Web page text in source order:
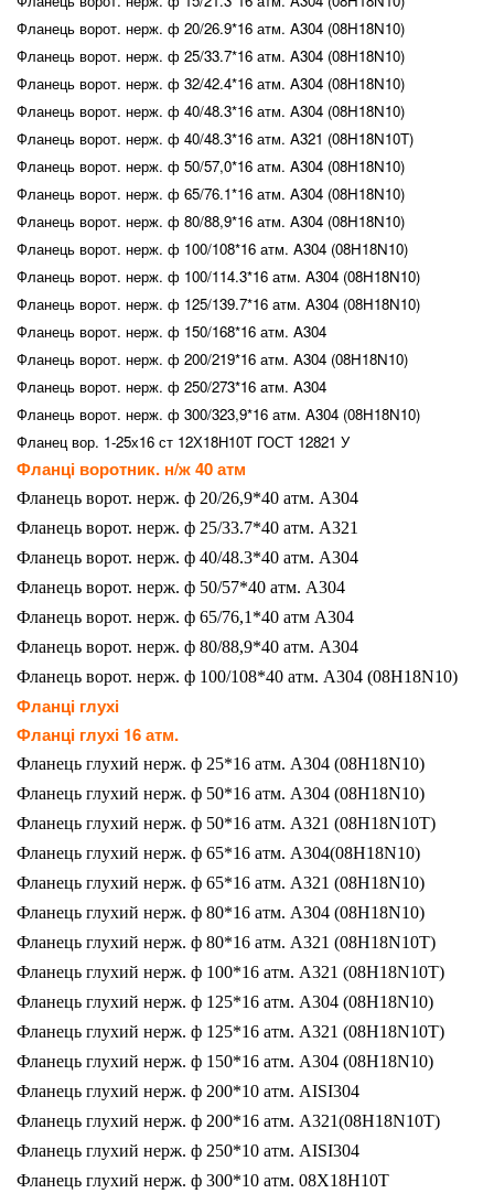
Фланець ворот. нерж. ф 20/26.9*16 атм. A304 (08H18N10)
Фланець ворот. нерж. ф 25/33.7*16 атм. A304 (08H18N10)
Фланець ворот. нерж. ф 32/42.4*16 атм. A304 (08H18N10)
Фланець ворот. нерж. ф 40/48.3*16 атм. A304 (08H18N10)
Фланець ворот. нерж. ф 40/48.3*16 атм. A321 (08H18N10T)
Фланець ворот. нерж. ф 50/57,0*16 атм. A304 (08H18N10)
Фланець ворот. нерж. ф 65/76.1*16 атм. A304 (08H18N10)
Фланець ворот. нерж. ф 80/88,9*16 атм. A304 (08H18N10)
Фланець ворот. нерж. ф 100/108*16 атм. A304 (08H18N10)
Фланець ворот. нерж. ф 100/114.3*16 атм. A304 (08H18N10)
Фланець ворот. нерж. ф 125/139.7*16 атм. A304 (08H18N10)
Фланець ворот. нерж. ф 150/168*16 атм. A304
Фланець ворот. нерж. ф 200/219*16 атм. A304 (08H18N10)
Фланець ворот. нерж. ф 250/273*16 атм. A304
Фланець ворот. нерж. ф 300/323,9*16 атм. A304 (08H18N10)
Фланец вор. 1-25х16 ст 12Х18Н10Т ГОСТ 12821 У
Фланці воротник. н/ж 40 атм
Фланець ворот. нерж. ф 20/26,9*40 атм. A304
Фланець ворот. нерж. ф 25/33.7*40 атм. A321
Фланець ворот. нерж. ф 40/48.3*40 атм. A304
Фланець ворот. нерж. ф 50/57*40 атм. А304
Фланець ворот. нерж. ф 65/76,1*40 атм A304
Фланець ворот. нерж. ф 80/88,9*40 атм. A304
Фланець ворот. нерж. ф 100/108*40 атм. A304 (08H18N10)
Фланці глухі
Фланці глухі 16 атм.
Фланець глухий нерж. ф 25*16 атм. A304 (08H18N10)
Фланець глухий нерж. ф 50*16 атм. A304 (08H18N10)
Фланець глухий нерж. ф 50*16 атм. A321 (08H18N10T)
Фланець глухий нерж. ф 65*16 атм. A304(08H18N10)
Фланець глухий нерж. ф 65*16 атм. A321 (08H18N10)
Фланець глухий нерж. ф 80*16 атм. A304 (08H18N10)
Фланець глухий нерж. ф 80*16 атм. A321 (08H18N10T)
Фланець глухий нерж. ф 100*16 атм. A321 (08H18N10T)
Фланець глухий нерж. ф 125*16 атм. A304 (08H18N10)
Фланець глухий нерж. ф 125*16 атм. A321 (08H18N10T)
Фланець глухий нерж. ф 150*16 атм. A304 (08H18N10)
Фланець глухий нерж. ф 200*10 атм. АISI304
Фланець глухий нерж. ф 200*16 атм. A321(08H18N10T)
Фланець глухий нерж. ф 250*10 атм. AISI304
Фланець глухий нерж. ф 300*10 атм. 08Х18Н10Т